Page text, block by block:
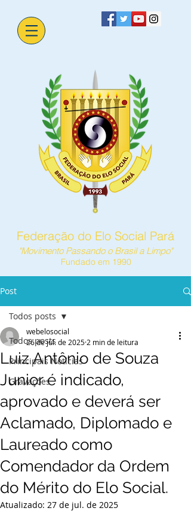
Federação do Elo Social Pará
"Movimento Passando o Brasil a Limpo"
Fundado em 1990
Post
Todos posts
Principais Notícias
Gravações
Todos posts
Luiz Antônio de Souza
Junior é indicado,
aprovado e deverá ser
Aclamado, Diplomado e
Laureado como
Comendador da Ordem
do Mérito do Elo Social.
webelosocial
26 de jul. de 2025 2 min de leitura
Atualizado: 27 de jul. de 2025